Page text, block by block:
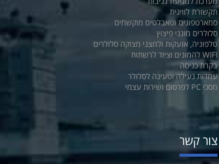
תקשורת לווינית
סמארטפונים וטאבלטים מוקשחים
סלולרים מוגני פיצוץ
טלפוניה, אזעקות ולחצני מצוקה סלולרים
WIFI להמונים וציוד לרשתות
בקרת כניסה
עמדות נעילה וטעינה לסלולר
מסכי PC לפרסום ושירות עצמי
צור קשר